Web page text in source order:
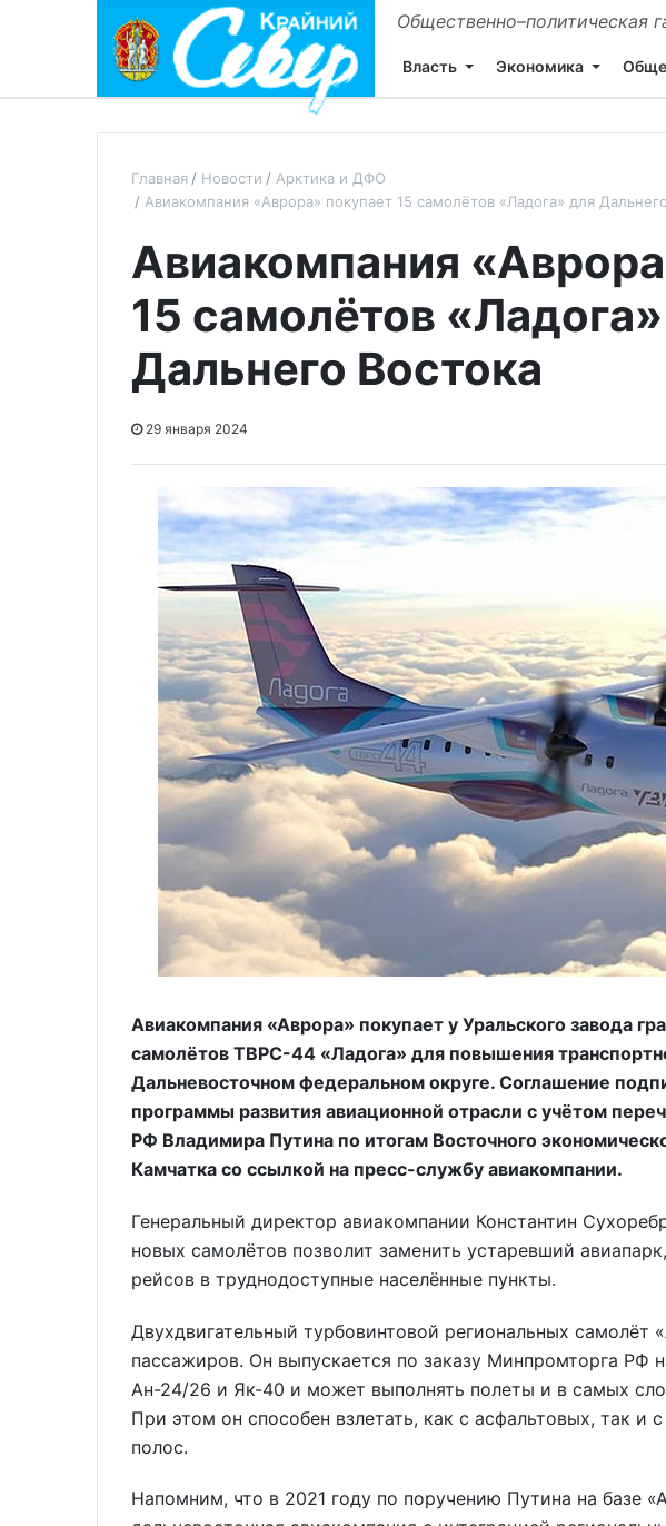
Общественно–политическая
Власть Экономика
Главная Новости
Арктика и ДФО
Авиакомпания «Аврора» покупает 15 самолётов «Ладога» для
Авиакомпания
15 самолётов
Дальнего Востока
29 января 2024
Авиакомпания «Аврора» покупает у Уральского завода
самолётов ТВРС-44 «Ладога» для повышения
Дальневосточном федеральном округе. Соглашение
программы развития авиационной отрасли с учётом
РФ Владимира Путина по итогам Восточного
Камчатка со ссылкой на пресс-службу авиакомпании.
Генеральный директор авиакомпании Константин
новых самолётов позволит заменить устаревший
рейсов в труднодоступные населённые пункты.
Двухдвигательный турбовинтовой региональных самолёт
пассажиров. Он выпускается по заказу Минпромторга РФ
Ан-24/26 и Як-40 и может выполнять полеты и в самых
При этом он способен взлетать, как с асфальтовых, так и
полос.
Напомним, что в 2021 году по поручению Путина на базе